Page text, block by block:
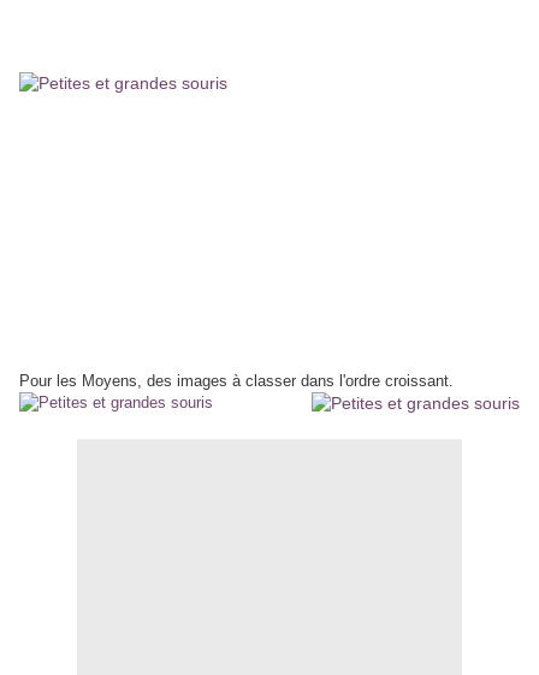
Pour les Moyens, des images à classer dans l'ordre croissant.